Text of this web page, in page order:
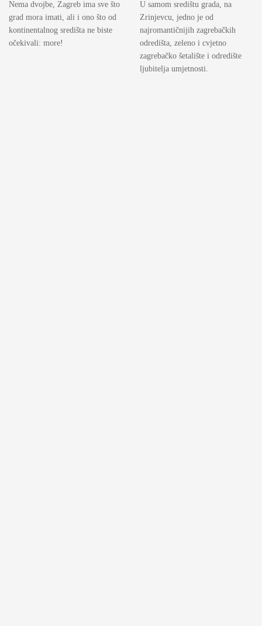
Nema dvojbe, Zagreb ima sve što
grad mora imati, ali i ono što od
kontinentalnog središta ne biste
očekivali: more!
U samom središtu grada, na
Zrinjevcu, jedno je od
najromantičnijih zagrebačkih
odredišta, zeleno i cvjetno
zagrebačko šetalište i odredište
ljubitelja umjetnosti.